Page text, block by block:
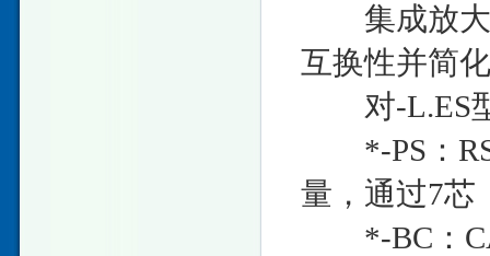
集成放大
互换性并简
对-L.ES型
*-PS：
量，通过7芯
*-BC：